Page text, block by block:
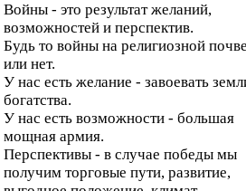
Войны - это результат желаний,
возможностей и перспектив.
Будь то войны на религиозной
или нет.
У нас есть желание - завоевать
богатства.
У нас есть возможности - большая
мощная армия.
Перспективы - в случае победы мы
получим торговые пути, развитие,